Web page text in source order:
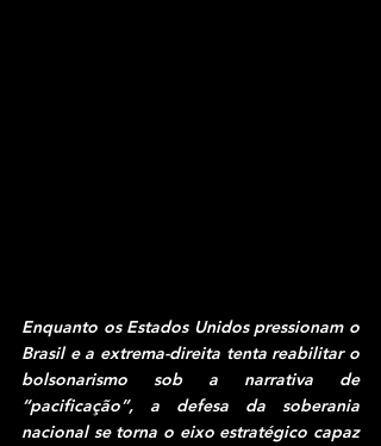
Enquanto os Estados Unidos pressionam o
Brasil e a extrema-direita tenta reabilitar o
bolsonarismo sob a narrativa de
“pacificação”, a defesa da soberania
nacional se torna o eixo estratégico capaz